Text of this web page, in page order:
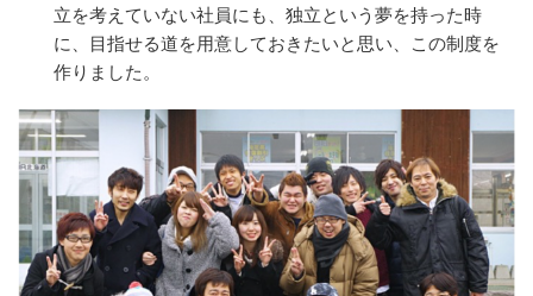
立を考えていない社員にも、独立という夢を持った時
に、目指せる道を用意しておきたいと思い、この制度を
作りました。